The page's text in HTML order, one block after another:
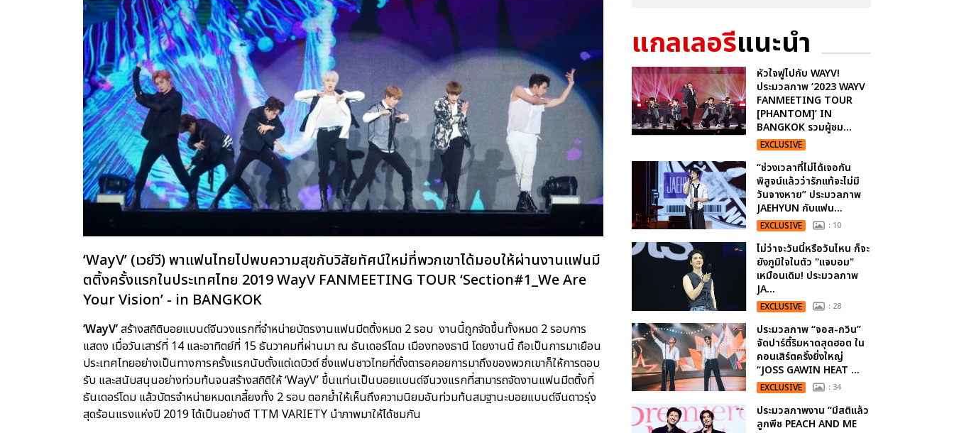
‘WayV’ (เวย์วี) พาแฟนไทยไปพบความสุขกับวิสัยทัศน์ใหม่ที่พวกเขาได้มอบให้ผ่านงานแฟนมี
ตติ้งครั้งแรกในประเทศไทย 2019 WayV FANMEETING TOUR ‘Section#1_We Are
Your Vision’ - in BANGKOK
‘WayV’สร้างสถิติบอยแบนด์จีนวงแรกที่จำหน่ายบัตรงานแฟนมีตติ้งหมด 2 รอบ งานนี้ถูกจัดขึ้นทั้งหมด 2 รอบการ
แสดง เมื่อวันเสาร์ที่ 14 และอาทิตย์ที่ 15 ธันวาคมที่ผ่านมา ณ ธันเดอร์โดม เมืองทองธานี โดยงานนี้ ถือเป็นการมาเยือน
ประเทศไทยอย่างเป็นทางการครั้งแรกนับตั้งแต่เดบิวต์ ซึ่งแฟนชาวไทยที่ตั้งตารอคอยการมาถึงของพวกเขาก็ให้การตอบ
รับ และสนับสนุนอย่างท่วมท้นจนสร้างสถิติให้ ‘WayV’ ขึ้นแท่นเป็นบอยแบนด์จีนวงแรกที่สามารถจัดงานแฟนมีตติ้งที่
ธันเดอร์โดม แล้วบัตรจำหน่ายหมดเกลี้ยงทั้ง 2 รอบ ตอกย้ำให้เห็นถึงความนิยมอันท่วมท้นสมฐานะบอยแบนด์จีนดาวรุ่ง
สุดร้อนแรงแห่งปี 2019 ได้เป็นอย่างดี TTM VARIETY นำภาพมาให้ได้ชมกัน
แกลเลอรีแนะนำ
หัวใจฟูไปกับ WAYV!
ประมวลภาพ ‘2023 WAYV
FANMEETING TOUR
[PHANTOM]’ IN
BANGKOK รวมผู้ชม...
EXCLUSIVE
“ช่วงเวลาที่ไม่ได้เจอกัน
พิสูจน์แล้วว่ารักแท้จะไม่มี
วันจางหาย” ประมวลภาพ
JAEHYUN กับแฟน...
EXCLUSIVE : 10
ไม่ว่าจะวันนี้หรือวันไหน ก็จะ
ยังภูมิใจในตัว "แจบอม"
เหมือนเดิม! ประมวลภาพ
JA...
EXCLUSIVE : 28
ประมวลภาพ “จอส-กวิน”
จัดปาร์ตี้ริมหาดสุดฮอต ใน
คอนเสิร์ตครั้งยิ่งใหญ่
“JOSS GAWIN HEAT ...
EXCLUSIVE : 34
ประมวลภาพงาน “มีสติแล้ว
ลูกพีช PEACH AND ME